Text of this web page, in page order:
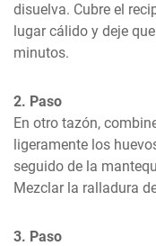
disuelva. Cubre el
lugar cálido y deje
minutos.
2. Paso
En otro tazón,
ligeramente los
seguido de la
Mezclar la ralladura
3. Paso